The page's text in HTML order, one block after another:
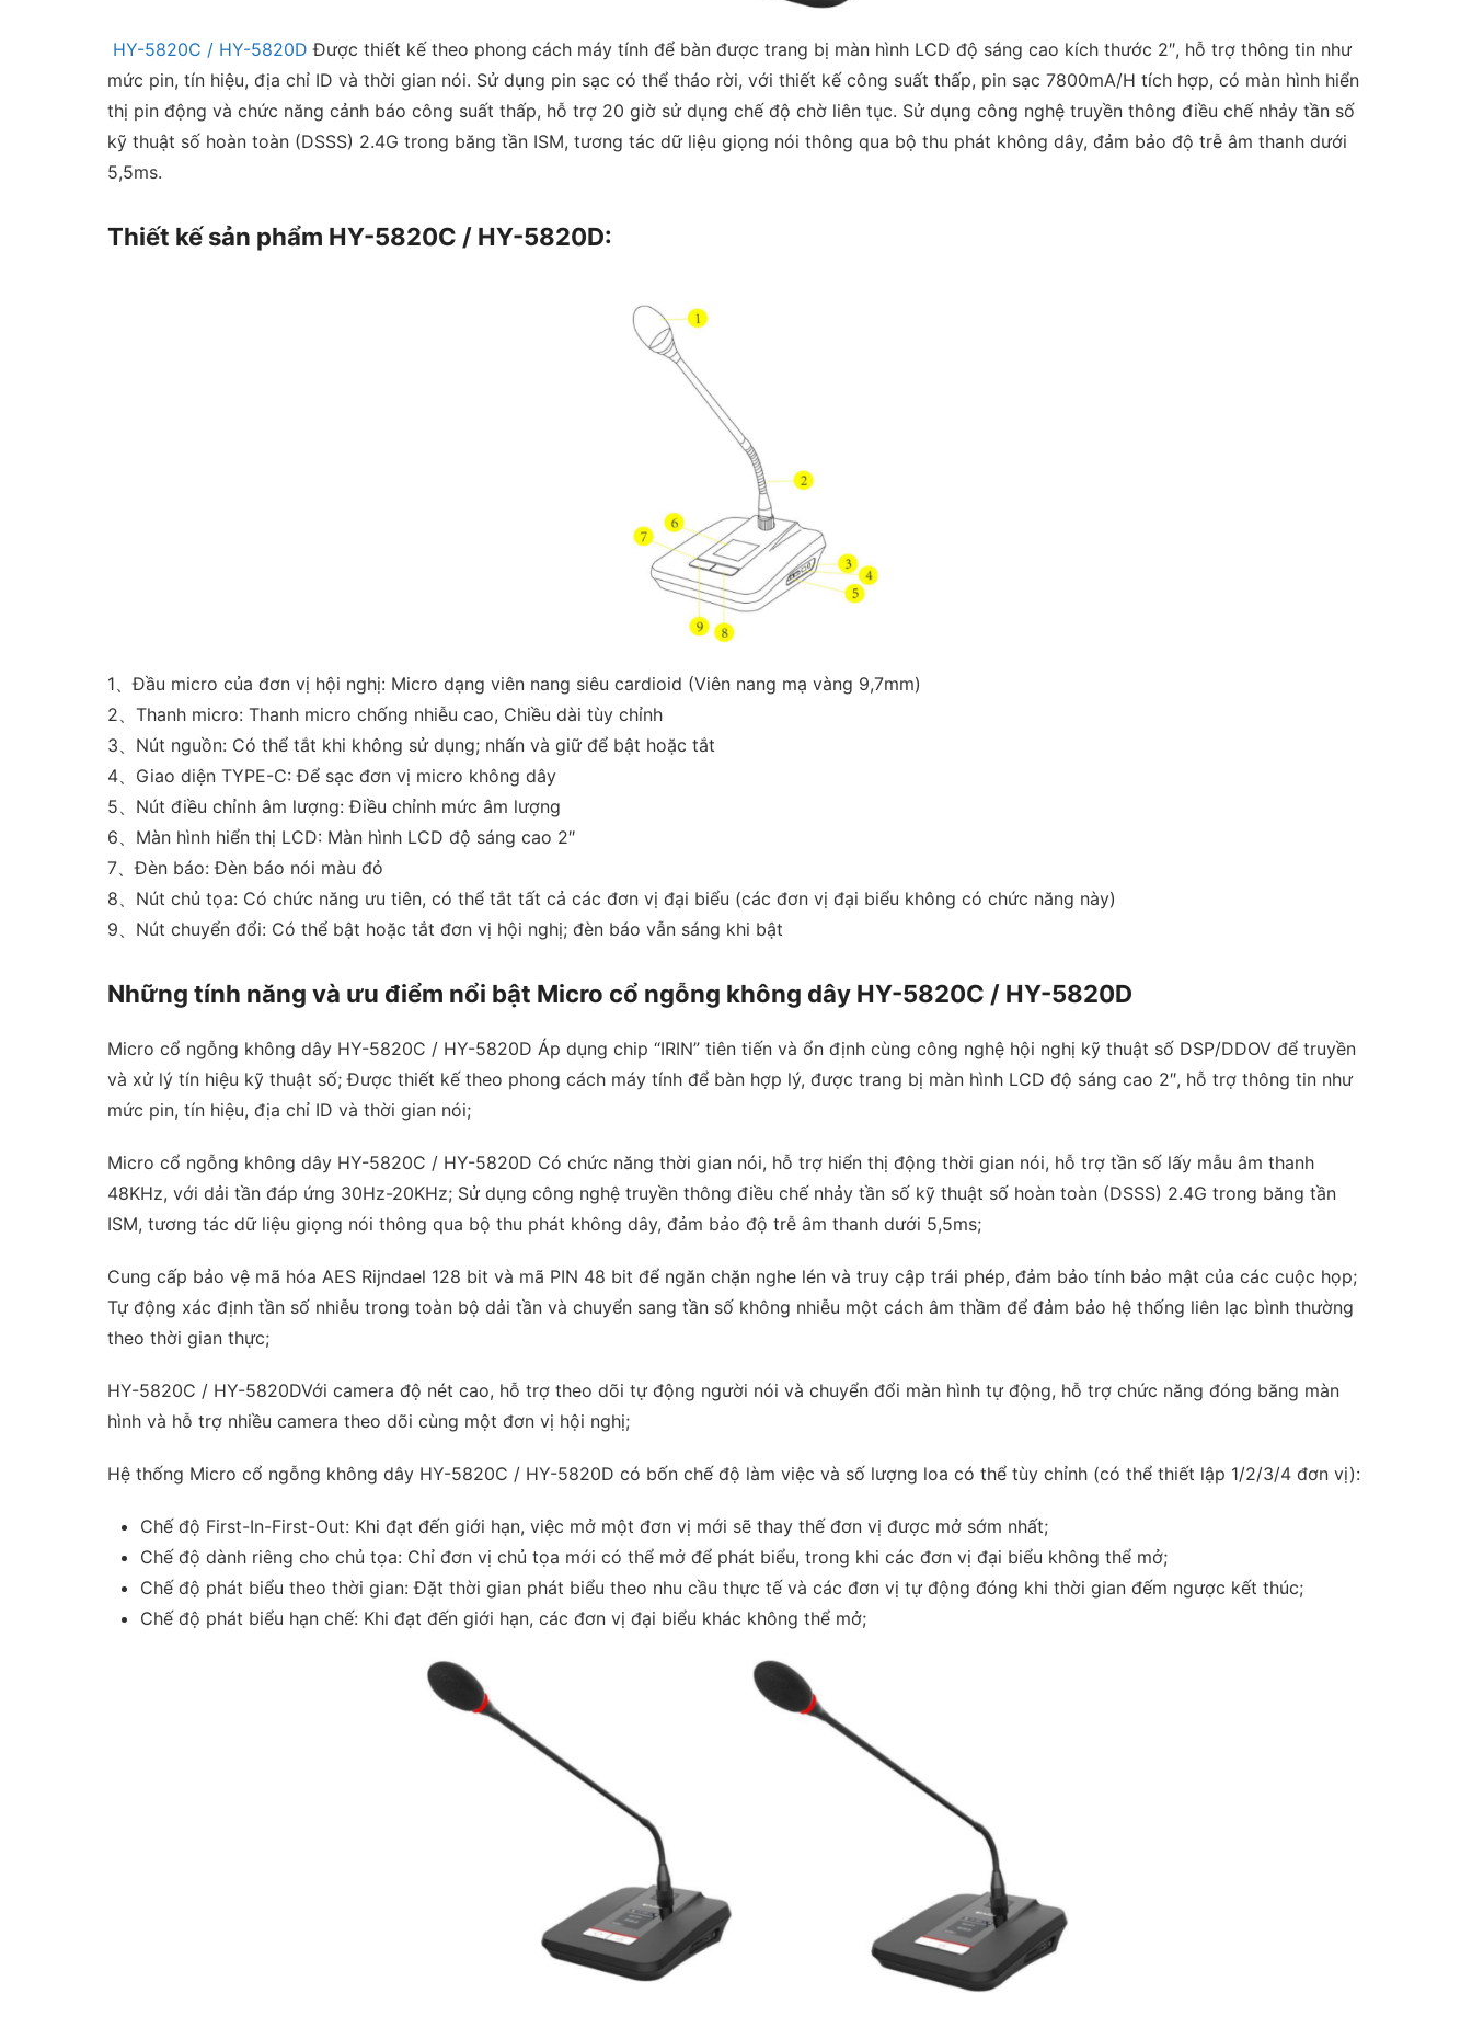
HY-5820C / HY-5820D Được thiết kế theo phong cách máy tính để bàn được trang bị màn hình LCD độ sáng cao kích thước 2″, hỗ trợ thông tin như
mức pin, tín hiệu, địa chỉ ID và thời gian nói. Sử dụng pin sạc có thể tháo rời, với thiết kế công suất thấp, pin sạc 7800mA/H tích hợp, có màn hình hiển
thị pin động và chức năng cảnh báo công suất thấp, hỗ trợ 20 giờ sử dụng chế độ chờ liên tục. Sử dụng công nghệ truyền thông điều chế nhảy tần số
kỹ thuật số hoàn toàn (DSSS) 2.4G trong băng tần ISM, tương tác dữ liệu giọng nói thông qua bộ thu phát không dây, đảm bảo độ trễ âm thanh dưới
5,5ms.
Thiết kế sản phẩm HY-5820C / HY-5820D:
1、Đầu micro của đơn vị hội nghị: Micro dạng viên nang siêu cardioid (Viên nang mạ vàng 9,7mm)
2、Thanh micro: Thanh micro chống nhiễu cao, Chiều dài tùy chỉnh
3、Nút nguồn: Có thể tắt khi không sử dụng; nhấn và giữ để bật hoặc tắt
4、Giao diện TYPE-C: Để sạc đơn vị micro không dây
5、Nút điều chỉnh âm lượng: Điều chỉnh mức âm lượng
6、Màn hình hiển thị LCD: Màn hình LCD độ sáng cao 2″
7、Đèn báo: Đèn báo nói màu đỏ
8、Nút chủ tọa: Có chức năng ưu tiên, có thể tắt tất cả các đơn vị đại biểu (các đơn vị đại biểu không có chức năng này)
9、Nút chuyển đổi: Có thể bật hoặc tắt đơn vị hội nghị; đèn báo vẫn sáng khi bật
Những tính năng và ưu điểm nổi bật Micro cổ ngỗng không dây HY-5820C / HY-5820D
Micro cổ ngỗng không dây HY-5820C / HY-5820D Áp dụng chip “IRIN” tiên tiến và ổn định cùng công nghệ hội nghị kỹ thuật số DSP/DDOV để truyền
và xử lý tín hiệu kỹ thuật số; Được thiết kế theo phong cách máy tính để bàn hợp lý, được trang bị màn hình LCD độ sáng cao 2″, hỗ trợ thông tin như
mức pin, tín hiệu, địa chỉ ID và thời gian nói;
Micro cổ ngỗng không dây HY-5820C / HY-5820D Có chức năng thời gian nói, hỗ trợ hiển thị động thời gian nói, hỗ trợ tần số lấy mẫu âm thanh
48KHz, với dải tần đáp ứng 30Hz-20KHz; Sử dụng công nghệ truyền thông điều chế nhảy tần số kỹ thuật số hoàn toàn (DSSS) 2.4G trong băng tần
ISM, tương tác dữ liệu giọng nói thông qua bộ thu phát không dây, đảm bảo độ trễ âm thanh dưới 5,5ms;
Cung cấp bảo vệ mã hóa AES Rijndael 128 bit và mã PIN 48 bit để ngăn chặn nghe lén và truy cập trái phép, đảm bảo tính bảo mật của các cuộc họp;
Tự động xác định tần số nhiễu trong toàn bộ dải tần và chuyển sang tần số không nhiễu một cách âm thầm để đảm bảo hệ thống liên lạc bình thường
theo thời gian thực;
HY-5820C / HY-5820DVới camera độ nét cao, hỗ trợ theo dõi tự động người nói và chuyển đổi màn hình tự động, hỗ trợ chức năng đóng băng màn
hình và hỗ trợ nhiều camera theo dõi cùng một đơn vị hội nghị;
Hệ thống Micro cổ ngỗng không dây HY-5820C / HY-5820D có bốn chế độ làm việc và số lượng loa có thể tùy chỉnh (có thể thiết lập 1/2/3/4 đơn vị):
Chế độ First-In-First-Out: Khi đạt đến giới hạn, việc mở một đơn vị mới sẽ thay thế đơn vị được mở sớm nhất;
Chế độ dành riêng cho chủ tọa: Chỉ đơn vị chủ tọa mới có thể mở để phát biểu, trong khi các đơn vị đại biểu không thể mở;
Chế độ phát biểu theo thời gian: Đặt thời gian phát biểu theo nhu cầu thực tế và các đơn vị tự động đóng khi thời gian đếm ngược kết thúc;
Chế độ phát biểu hạn chế: Khi đạt đến giới hạn, các đơn vị đại biểu khác không thể mở;